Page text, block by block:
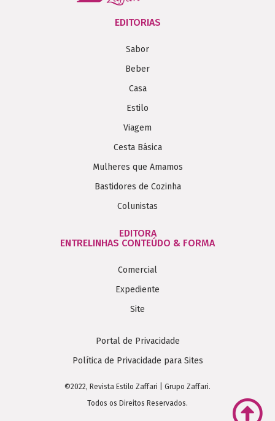
EDITORIAS
Sabor
Beber
Casa
Estilo
Viagem
Cesta Básica
Mulheres que Amamos
Bastidores de Cozinha
Colunistas
EDITORA
ENTRELINHAS CONTEÚDO & FORMA
Comercial
Expediente
Site
Portal de Privacidade
Política de Privacidade para Sites
©2022, Revista Estilo Zaffari | Grupo Zaffari.
Todos os Direitos Reservados.